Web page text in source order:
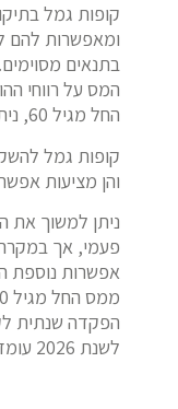
ומאפשרות להם
בתנאים
החל מגיל 60, ניתן לקבל קצבה חודשית פטורה ממס.
קופות גמל
והן מציעות
ניתן למשוך את
פעמי, אך במקרה
אפשרות נוספת
הפקדה שנתית
לשנת 2026 עומדת על 83,641 ש"ח.